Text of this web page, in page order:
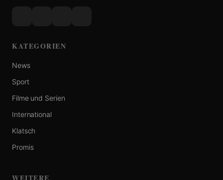
KATEGORIEN
News
Sport
Filme und Serien
International
Klatsch
Promis
WEITERE